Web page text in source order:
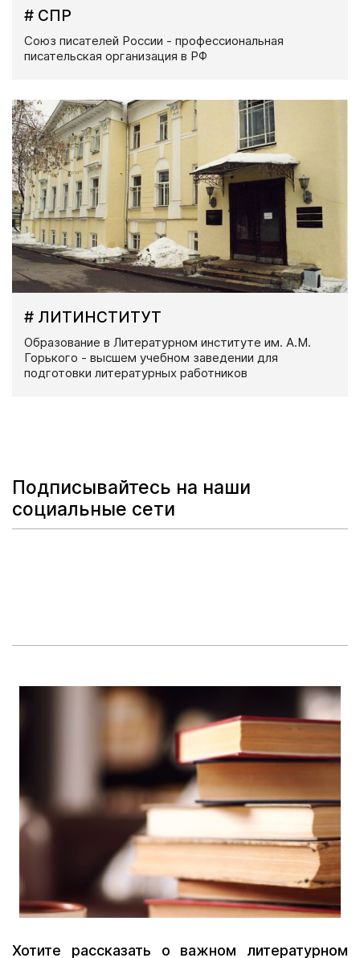
# СПР
Союз писателей России - профессиональная
писательская организация в РФ
# ЛИТИНСТИТУТ
Образование в Литературном институте им. А.М.
Горького - высшем учебном заведении для
подготовки литературных работников
Подписывайтесь на наши
социальные сети
Хотите рассказать о важном литературном